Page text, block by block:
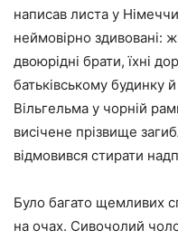
написав листа у
неймовірно здивовані:
двоюрідні брати, їхні
батьківському будинку
Вільгельма у чорній
висічене прізвище
відмовився стирати
Було багато щемливих
на очах. Сивочолий